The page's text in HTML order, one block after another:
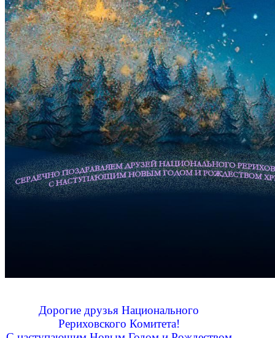
Дорогие друзья Национального
Рериховского Комитета!